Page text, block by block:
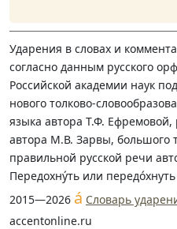
Ударения в словах и
согласно данным русского
Российской академии наук
нового толково-
языка автора Т.Ф. Ефремовой,
автора М.В. Зарвы, большого
правильной русской речи
Передохну́ть или
2015—2026 á Словарь
accentonline.ru